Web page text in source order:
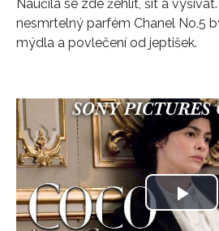
Naučila se zde žehlit, šít a
nesmrtelný parfém Chanel No.5
mýdla a povlečení od jeptišek.